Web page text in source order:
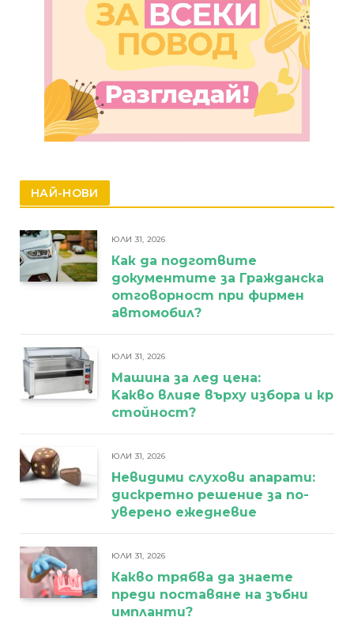
НАЙ-НОВИ
ЮЛИ 31, 2026
Как да подготвите
документите за Гражданска
отговорност при фирмен
автомобил?
ЮЛИ 31, 2026
Машина за лед цена:
Kакво влияе върху избора и
стойност?
ЮЛИ 31, 2026
Невидими слухови апарати:
дискретно решение за по-
уверено ежедневие
ЮЛИ 31, 2026
Какво трябва да знаете
преди поставяне на зъбни
импланти?